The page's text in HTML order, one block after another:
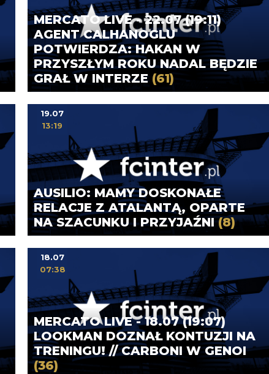
MERCATO LIVE - 22.07 (19:11)
AGENT CALHANOGLU
POTWIERDZA: HAKAN W
PRZYSZŁYM ROKU NADAL BĘDZIE
GRAŁ W INTERZE (61)
AUSILIO: MAMY DOSKONAŁE
RELACJE Z ATALANTĄ, OPARTE
NA SZACUNKU I PRZYJAŹNI(8)
19.07
13:19
MERCATO LIVE - 18.07 (19:07)
LOOKMAN DOZNAŁ KONTUZJI NA
TRENINGU! // CARBONI W GENOI
(36)
18.07
07:38